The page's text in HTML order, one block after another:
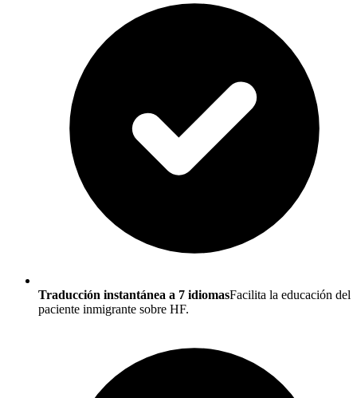
Traducción instantánea a 7 idiomasFacilita la educación del
paciente inmigrante sobre HF.